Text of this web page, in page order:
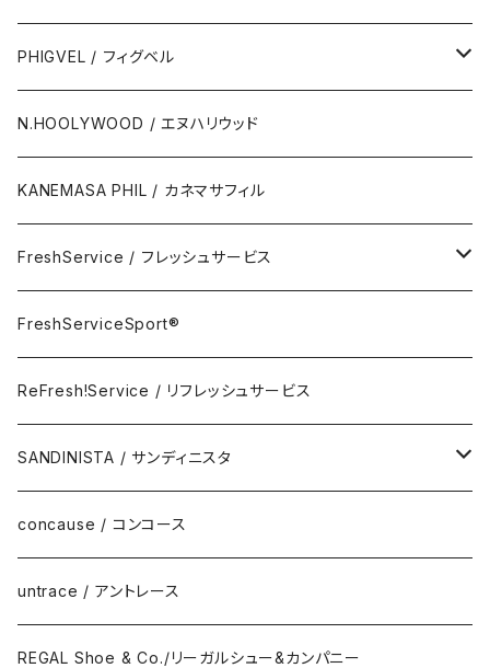
Polo Short Shirt / 半袖ポロシャツ
Wallet & Coincase
Card Case
Key Hook
Room Spray
Accessory
Eyewear
PHIGVEL / フィグベル
The Permanent / パーマネント
N.HOOLYWOOD / エヌハリウッド
KANEMASA PHIL / カネマサフィル
FreshService / フレッシュサービス
FreshServiceSport®
ReFresh!Service / リフレッシュサービス
FreshServiceSport®
ReFresh!Service / リフレッシュサービス
SANDINISTA / サンディニスタ
DAILY STANDARD
concause / コンコース
untrace / アントレース
REGAL Shoe & Co./リーガルシュー&カンパニー